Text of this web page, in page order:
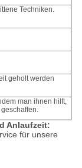
Techniken.
geholt werden
man ihnen hilft,
Anlaufzeit:
für unsere